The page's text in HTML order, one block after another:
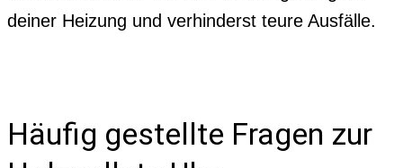
deiner Heizung und verhinderst teure Ausfälle.
Häufig gestellte Fragen zur